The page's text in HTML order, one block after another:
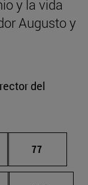
y la vida
Augusto y
del
intermedias
Página
77